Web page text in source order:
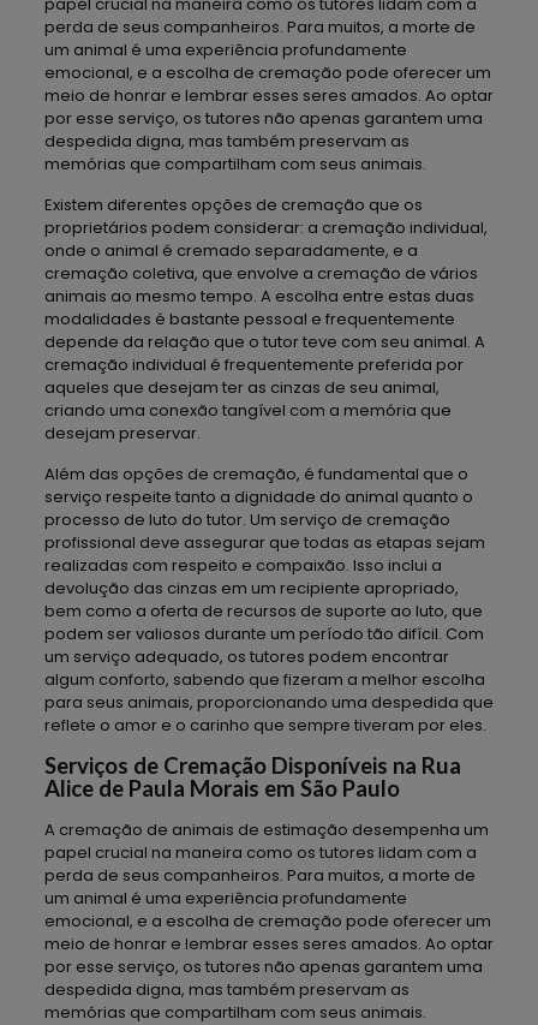
perda de seus companheiros. Para muitos, a morte de
um animal é uma experiência profundamente
emocional, e a escolha de cremação pode oferecer um
meio de honrar e lembrar esses seres amados. Ao optar
por esse serviço, os tutores não apenas garantem uma
despedida digna, mas também preservam as
memórias que compartilham com seus animais.
Existem diferentes opções de cremação que os
proprietários podem considerar: a cremação individual,
onde o animal é cremado separadamente, e a
cremação coletiva, que envolve a cremação de vários
animais ao mesmo tempo. A escolha entre estas duas
modalidades é bastante pessoal e frequentemente
depende da relação que o tutor teve com seu animal. A
cremação individual é frequentemente preferida por
aqueles que desejam ter as cinzas de seu animal,
criando uma conexão tangível com a memória que
desejam preservar.
Além das opções de cremação, é fundamental que o
serviço respeite tanto a dignidade do animal quanto o
processo de luto do tutor. Um serviço de cremação
profissional deve assegurar que todas as etapas sejam
realizadas com respeito e compaixão. Isso inclui a
devolução das cinzas em um recipiente apropriado,
bem como a oferta de recursos de suporte ao luto, que
podem ser valiosos durante um período tão difícil. Com
um serviço adequado, os tutores podem encontrar
algum conforto, sabendo que fizeram a melhor escolha
para seus animais, proporcionando uma despedida que
reflete o amor e o carinho que sempre tiveram por eles.
Serviços de Cremação Disponíveis na Rua
Alice de Paula Morais em São Paulo
A cremação de animais de estimação desempenha um
papel crucial na maneira como os tutores lidam com a
perda de seus companheiros. Para muitos, a morte de
um animal é uma experiência profundamente
emocional, e a escolha de cremação pode oferecer um
meio de honrar e lembrar esses seres amados. Ao optar
por esse serviço, os tutores não apenas garantem uma
despedida digna, mas também preservam as
memórias que compartilham com seus animais.